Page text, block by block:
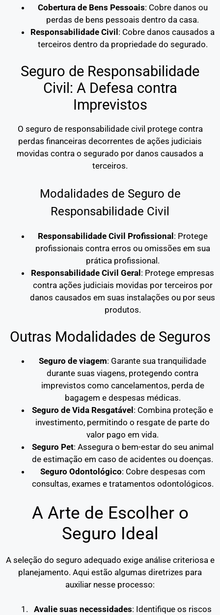
Cobertura de Bens Pessoais: Cobre danos ou
perdas de bens pessoais dentro da casa.
Responsabilidade Civil: Cobre danos causados a
terceiros dentro da propriedade do segurado.
Seguro de Responsabilidade
Civil: A Defesa contra
Imprevistos
O seguro de responsabilidade civil protege contra
perdas financeiras decorrentes de ações judiciais
movidas contra o segurado por danos causados a
terceiros.
Modalidades de Seguro de
Responsabilidade Civil
Responsabilidade Civil Profissional: Protege
profissionais contra erros ou omissões em sua
prática profissional.
Responsabilidade Civil Geral: Protege empresas
contra ações judiciais movidas por terceiros por
danos causados em suas instalações ou por seus
produtos.
Outras Modalidades de Seguros
Seguro de viagem: Garante sua tranquilidade
durante suas viagens, protegendo contra
imprevistos como cancelamentos, perda de
bagagem e despesas médicas.
Seguro de Vida Resgatável : Combina proteção e
investimento, permitindo o resgate de parte do
valor pago em vida.
Seguro Pet: Assegura o bem-estar do seu animal
de estimação em caso de acidentes ou doenças.
Seguro Odontológico: Cobre despesas com
consultas, exames e tratamentos odontológicos.
A Arte de Escolher o
Seguro Ideal
A seleção do seguro adequado exige análise criteriosa e
planejamento. Aqui estão algumas diretrizes para
auxiliar nesse processo:
Avalie suas necessidades: Identifique os riscos